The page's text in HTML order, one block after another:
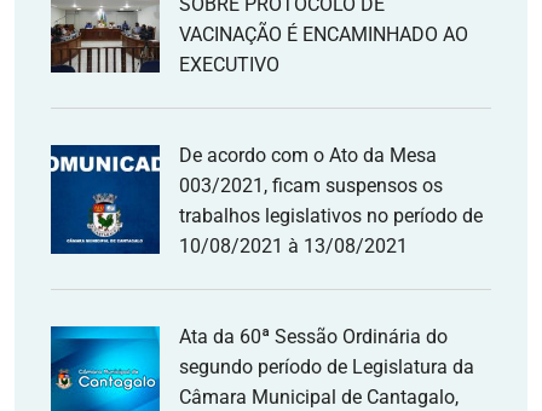
VACINAÇÃO É ENCAMINHADO AO
EXECUTIVO
De acordo com o Ato da Mesa
003/2021, ficam suspensos os
trabalhos legislativos no período de
10/08/2021 à 13/08/2021
Ata da 60ª Sessão Ordinária do
segundo período de Legislatura da
Câmara Municipal de Cantagalo,